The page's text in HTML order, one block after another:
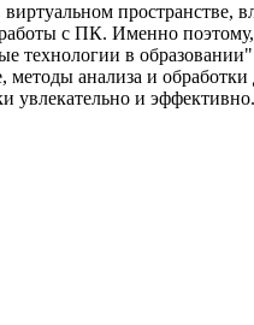
с ПК. Именно
в
методы анализа и
увлекательно и эффективно.